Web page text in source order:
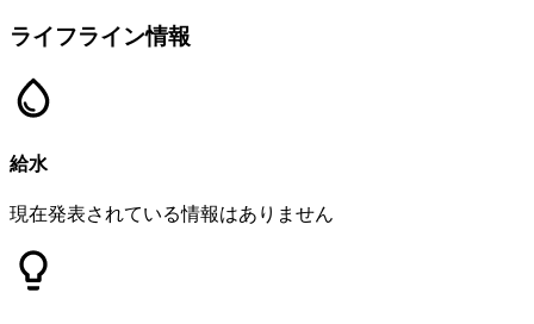
ライフライン情報
給水
現在発表されている情報はありません